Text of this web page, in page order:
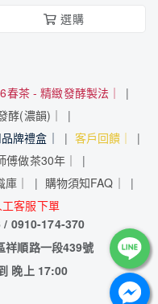
選購
春茶 - 精緻發酵製法｜
酵(濃韻)｜
牌禮盒｜
客戶回饋｜
傅做茶30年｜
｜
購物須知FAQ｜
工客服下單
/ 0910-174-370
祥順路一段439號
晚上 17:00